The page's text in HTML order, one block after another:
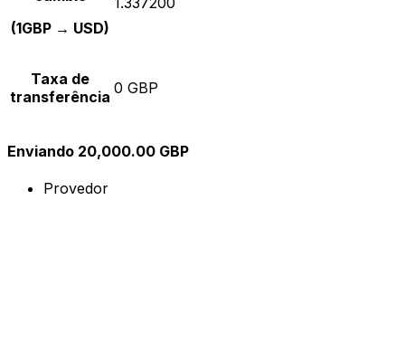
(1GBP → USD)
Taxa de
transferência 0 GBP
Enviando 20,000.00 GBP
Provedor